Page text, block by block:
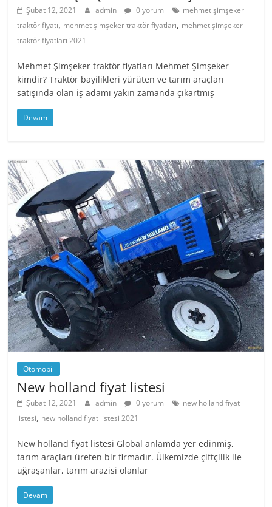
Şubat 12, 2021 admin 0 yorum
mehmet şimşeker
traktör fiyatı, mehmet şimşeker traktör fiyatları, mehmet şimşeker
traktör fiyatları 2021
Mehmet Şimşeker traktör fiyatları Mehmet Şimşeker
kimdir? Traktör bayilikleri yürüten ve tarım araçları
satışında olan iş adamı yakın zamanda çıkartmış
Devam
Otomobil
New holland fiyat listesi
Şubat 12, 2021 admin 0 yorum
new holland fiyat
listesi, new holland fiyat listesi 2021
New holland fiyat listesi Global anlamda yer edinmiş,
tarım araçları üreten bir firmadır. Ülkemizde çiftçilik ile
uğraşanlar, tarım arazisi olanlar
Devam